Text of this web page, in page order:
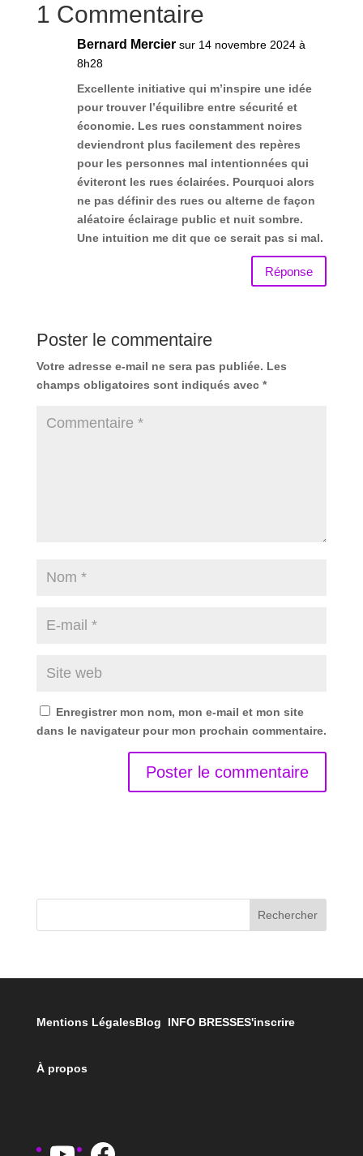
1 Commentaire
Bernard Mercier sur 14 novembre 2024 à
8h28
Excellente initiative qui m’inspire une idée
pour trouver l’équilibre entre sécurité et
économie. Les rues constamment noires
deviendront plus facilement des repères
pour les personnes mal intentionnées qui
éviteront les rues éclairées. Pourquoi alors
ne pas définir des rues ou alterne de façon
aléatoire éclairage public et nuit sombre.
Une intuition me dit que ce serait pas si mal.
Réponse
Poster le commentaire
Votre adresse e-mail ne sera pas publiée. Les
champs obligatoires sont indiqués avec *
Enregistrer mon nom, mon e-mail et mon site
dans le navigateur pour mon prochain commentaire.
Rechercher
Mentions LégalesBlog INFO BRESSES'inscrire
À propos